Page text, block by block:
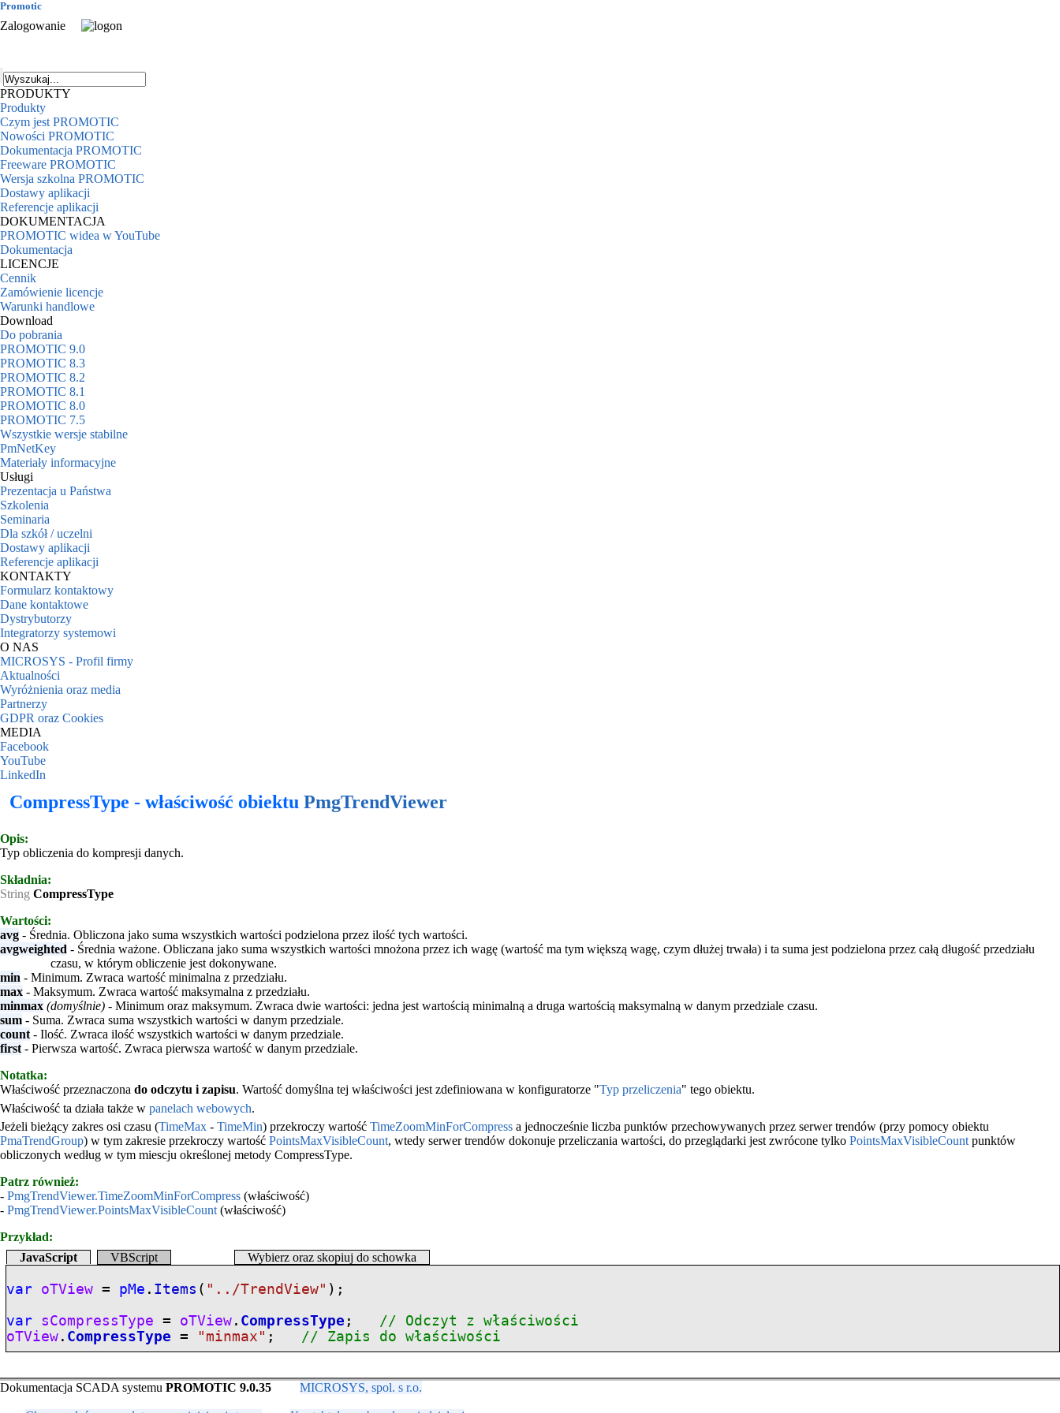
Promotic
Zalogowanie
PRODUKTY
Produkty
Czym jest PROMOTIC
Nowości PROMOTIC
Dokumentacja PROMOTIC
Freeware PROMOTIC
Wersja szkolna PROMOTIC
Dostawy aplikacji
Referencje aplikacji
DOKUMENTACJA
PROMOTIC widea w YouTube
Dokumentacja
LICENCJE
Cennik
Zamówienie licencje
Warunki handlowe
Download
Do pobrania
PROMOTIC 9.0
PROMOTIC 8.3
PROMOTIC 8.2
PROMOTIC 8.1
PROMOTIC 8.0
PROMOTIC 7.5
Wszystkie wersje stabilne
PmNetKey
Materiały informacyjne
Usługi
Prezentacja u Państwa
Szkolenia
Seminaria
Dla szkół / uczelni
Dostawy aplikacji
Referencje aplikacji
KONTAKTY
Formularz kontaktowy
Dane kontaktowe
Dystrybutorzy
Integratorzy systemowi
O NAS
MICROSYS - Profil firmy
Aktualności
Wyróżnienia oraz media
Partnerzy
GDPR oraz Cookies
MEDIA
Facebook
YouTube
LinkedIn
CompressType - właściwość obiektu PmgTrendViewer
Opis:
Typ obliczenia do kompresji danych.
Składnia:
String CompressType
Wartości:
avg - Średnia. Obliczona jako suma wszystkich wartości podzielona przez ilość tych wartości.
avgweighted - Średnia ważone. Obliczana jako suma wszystkich wartości mnożona przez ich wagę (wartość ma tym większą wagę, czym dłużej trwała) i ta suma jest podzielona przez całą długość przedziału
czasu, w którym obliczenie jest dokonywane.
min - Minimum. Zwraca wartość minimalna z przedziału.
max - Maksymum. Zwraca wartość maksymalna z przedziału.
minmax (domyślnie) - Minimum oraz maksymum. Zwraca dwie wartości: jedna jest wartością minimalną a druga wartością maksymalną w danym przedziale czasu.
sum - Suma. Zwraca suma wszystkich wartości w danym przedziale.
count - Ilość. Zwraca ilość wszystkich wartości w danym przedziale.
first - Pierwsza wartość. Zwraca pierwsza wartość w danym przedziale.
Notatka:
Właściwość przeznaczona do odczytu i zapisu. Wartość domyślna tej właściwości jest zdefiniowana w konfiguratorze "Typ przeliczenia" tego obiektu.
Właściwość ta działa także w panelach webowych.
Jeżeli bieżący zakres osi czasu (TimeMax - TimeMin) przekroczy wartość TimeZoomMinForCompress a jednocześnie liczba punktów przechowywanych przez serwer trendów (przy pomocy obiektu
PmaTrendGroup) w tym zakresie przekroczy wartość PointsMaxVisibleCount, wtedy serwer trendów dokonuje przeliczania wartości, do przeglądarki jest zwrócone tylko PointsMaxVisibleCount punktów
obliczonych według w tym miescju określonej metody CompressType.
Patrz również:
- PmgTrendViewer.TimeZoomMinForCompress (właściwość)
- PmgTrendViewer.PointsMaxVisibleCount (właściwość)
Przykład:
JavaScript
VBScript Wybierz oraz skopiuj do schowka
var oTView = pMe . Items ( "../TrendView" );
var sCompressType = oTView . CompressType ; // Odczyt z właściwości
oTView . CompressType = "minmax" ; // Zapis do właściwości
Dokumentacja SCADA systemu PROMOTIC 9.0.35 MICROSYS, spol. s r.o.